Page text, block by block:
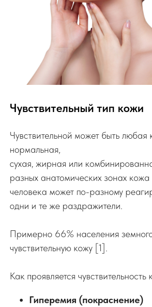
Чувствительный тип кожи
Чувствительной может быть любая
нормальная,
сухая, жирная или
разных анатомических зонах кожа
человека может по-разному
одни и те же раздражители.
Примерно 66% населения
чувствительную кожу [1].
Как проявляется чувствительность
Гиперемия (покраснение)